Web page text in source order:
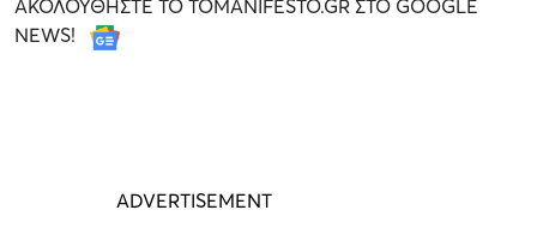
ΑΚΟΛΟΥΘΗΣΤΕ ΤΟ TOMANIFESTO.GR ΣΤΟ GOOGLE
NEWS!